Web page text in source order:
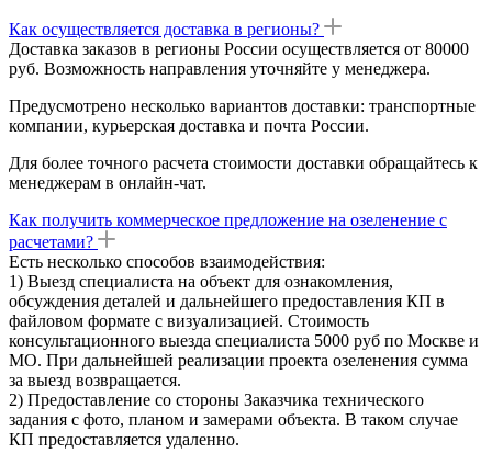
Как осуществляется доставка в регионы?
Доставка заказов в регионы России осуществляется от 80000
руб. Возможность направления уточняйте у менеджера.
Предусмотрено несколько вариантов доставки: транспортные
компании, курьерская доставка и почта России.
Для более точного расчета стоимости доставки обращайтесь к
менеджерам в онлайн-чат.
Как получить коммерческое предложение на озеленение с
расчетами?
Есть несколько способов взаимодействия:
1) Выезд специалиста на объект для ознакомления,
обсуждения деталей и дальнейшего предоставления КП в
файловом формате с визуализацией. Стоимость
консультационного выезда специалиста 5000 руб по Москве и
МО. При дальнейшей реализации проекта озеленения сумма
за выезд возвращается.
2) Предоставление со стороны Заказчика технического
задания с фото, планом и замерами объекта. В таком случае
КП предоставляется удаленно.